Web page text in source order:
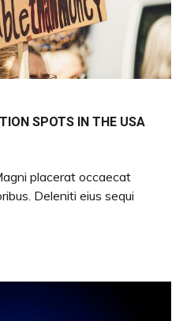
SPOTS IN THE USA
placerat occaecat
Deleniti eius sequi